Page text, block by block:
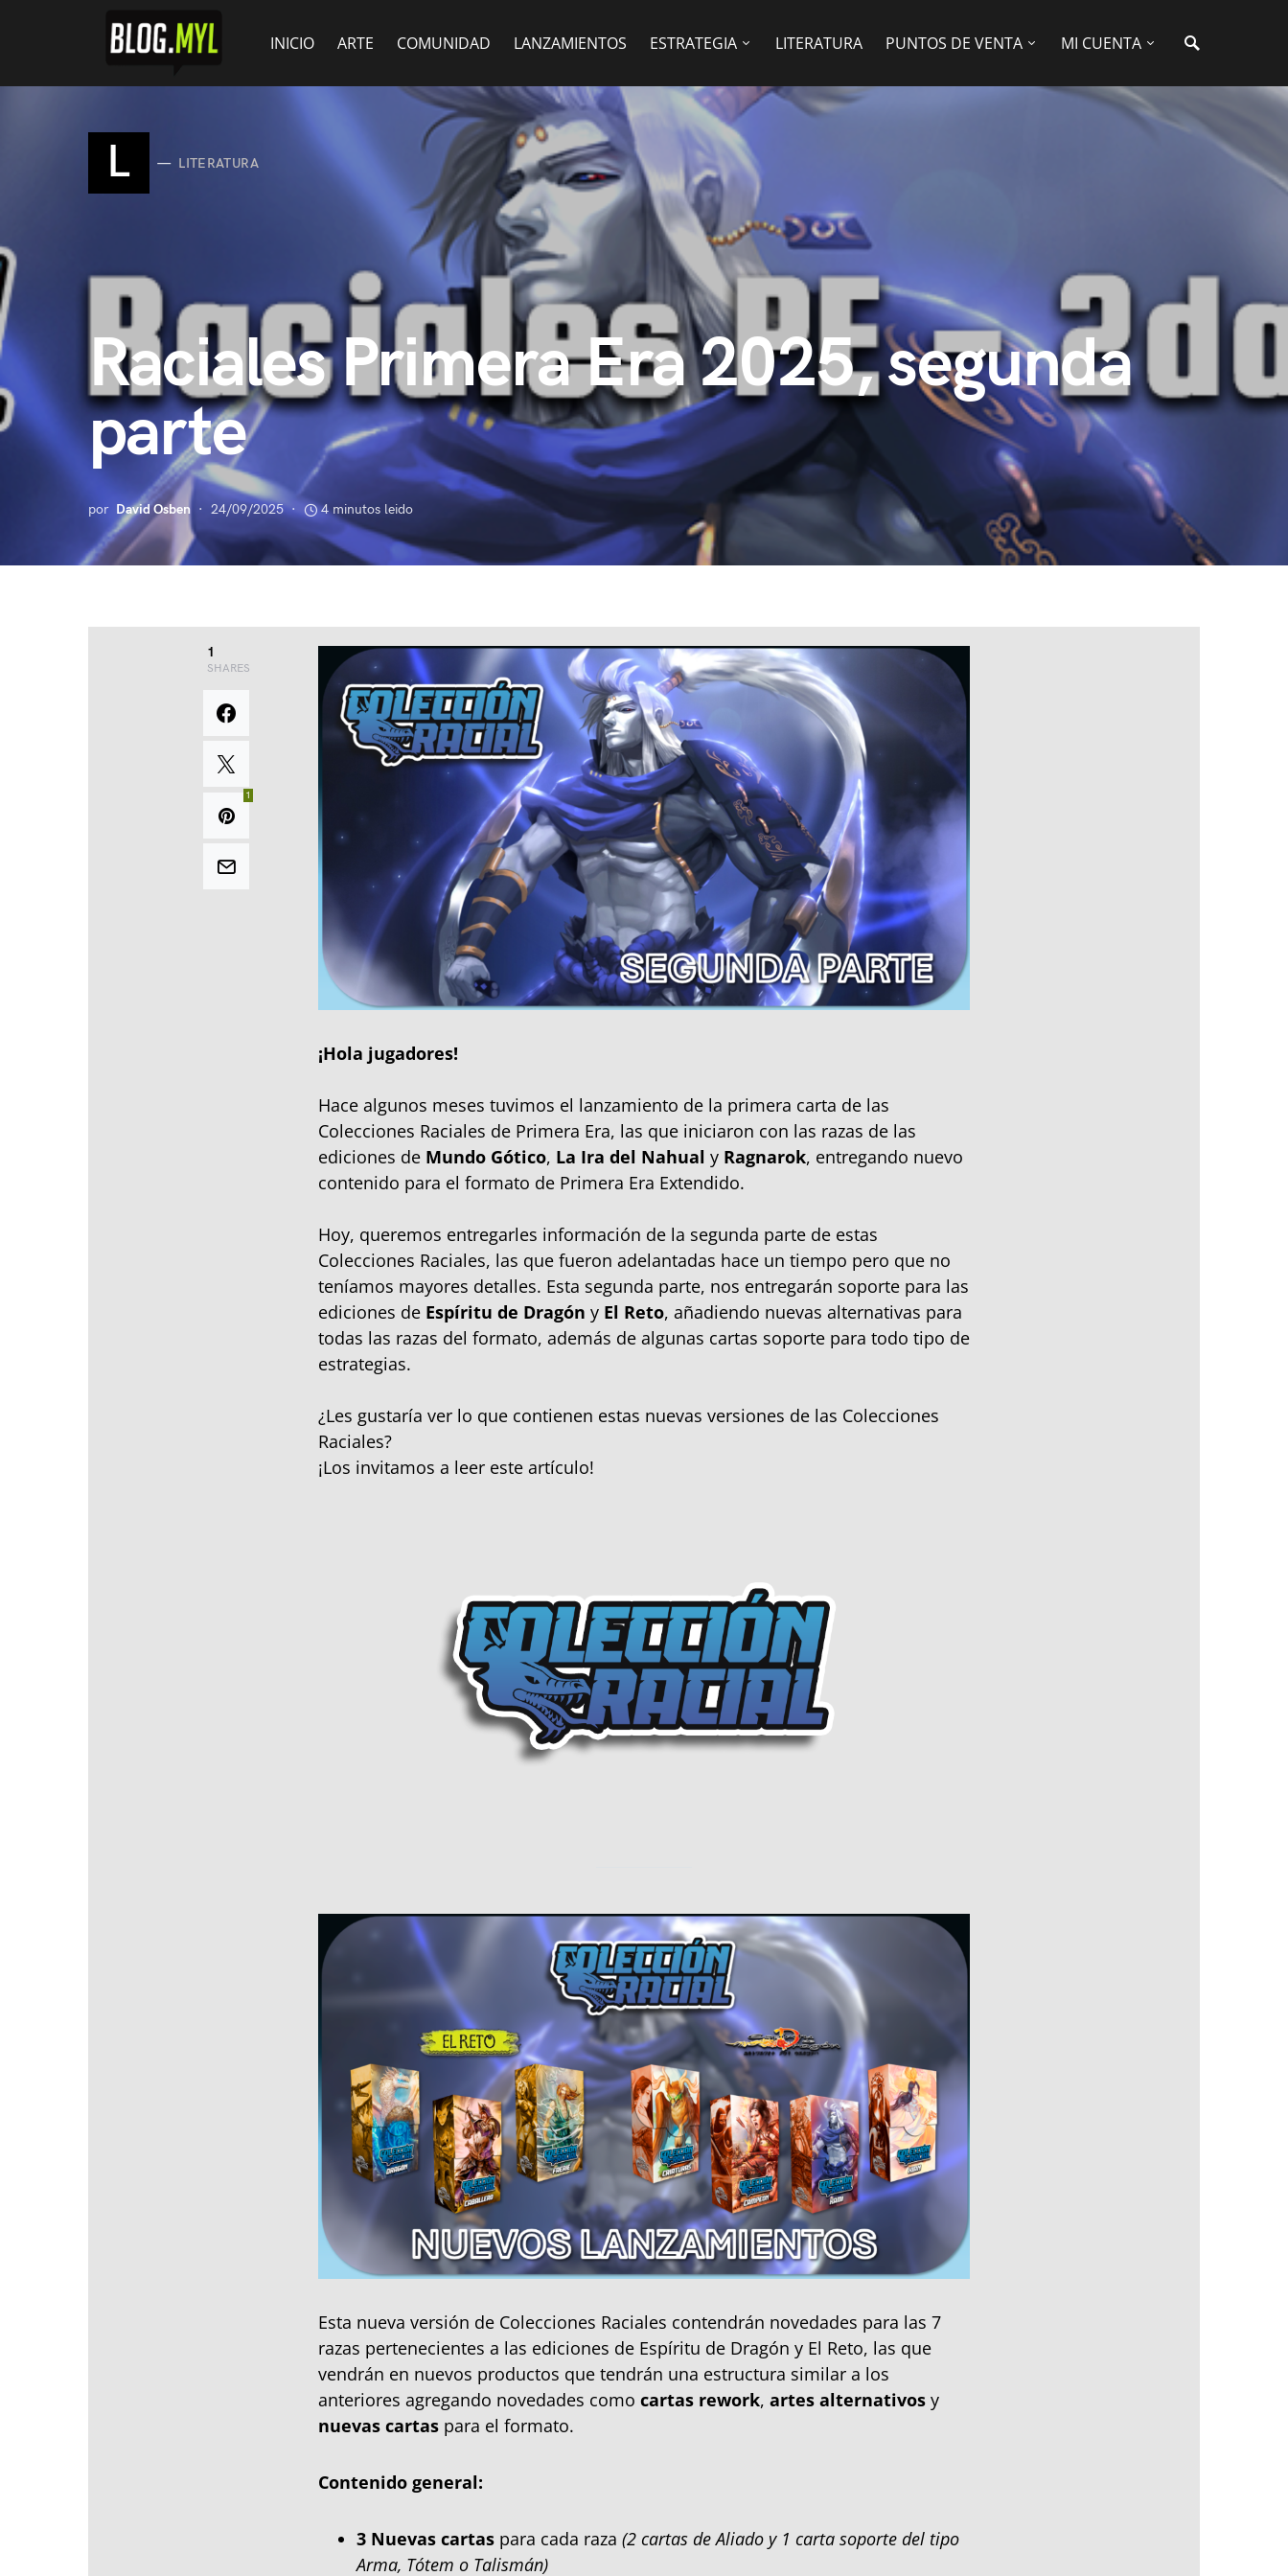
INICIO ARTE COMUNIDAD LANZAMIENTOS ESTRATEGIA LITERATURA PUNTOS DE VENTA MI CUENTA
L LITERATURA
Raciales Primera Era 2025, segunda
parte
por David Osben 24/09/2025 4 minutos leido
1
SHARES
1
¡Hola jugadores!
Hace algunos meses tuvimos el lanzamiento de la primera carta de las
Colecciones Raciales de Primera Era, las que iniciaron con las razas de las
ediciones de Mundo Gótico, La Ira del Nahual y Ragnarok, entregando nuevo
contenido para el formato de Primera Era Extendido.
Hoy, queremos entregarles información de la segunda parte de estas
Colecciones Raciales, las que fueron adelantadas hace un tiempo pero que no
teníamos mayores detalles. Esta segunda parte, nos entregarán soporte para las
ediciones de Espíritu de Dragón y El Reto, añadiendo nuevas alternativas para
todas las razas del formato, además de algunas cartas soporte para todo tipo de
estrategias.
¿Les gustaría ver lo que contienen estas nuevas versiones de las Colecciones
Raciales?
¡Los invitamos a leer este artículo!
Esta nueva versión de Colecciones Raciales contendrán novedades para las 7
razas pertenecientes a las ediciones de Espíritu de Dragón y El Reto, las que
vendrán en nuevos productos que tendrán una estructura similar a los
anteriores agregando novedades como cartas rework, artes alternativos y
nuevas cartas para el formato.
Contenido general:
3 Nuevas cartas para cada raza (2 cartas de Aliado y 1 carta soporte del tipo
Arma, Tótem o Talismán)